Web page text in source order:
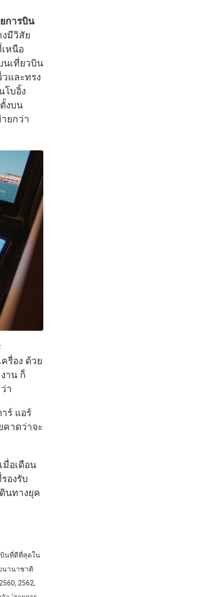
การบิน
มีวิสัย
หนือ
นเที่ยวบิน
และทรง
โบอิ้ง
งบน
ยกว่า
รื่อง ด้วย
าน ก็
า
ร์ แอร์
คาดว่าจะ
มื่อเดือน
องรับ
นทางยุค
บินที่ดีที่สุดใน
นานาชาติ
2562,